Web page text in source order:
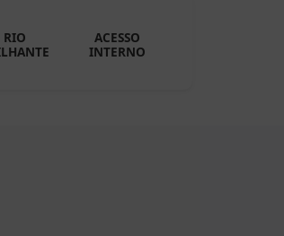
RIO
ACESSO
INTERNO